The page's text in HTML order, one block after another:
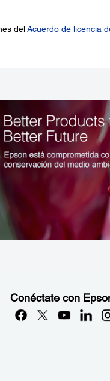
delAcuerdo de licencia
Conéctate con